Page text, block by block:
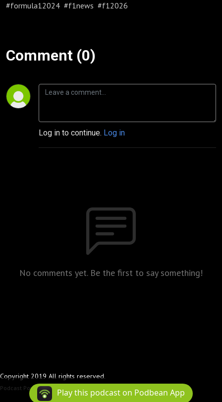
#formula12024 #f1news #f12026
Comment (0)
Log in to continue. Log in
No comments yet. Be the first to say something!
Copyright 2019 All rights reserved.
Podcast Powered By Podbean
Play this podcast on Podbean App